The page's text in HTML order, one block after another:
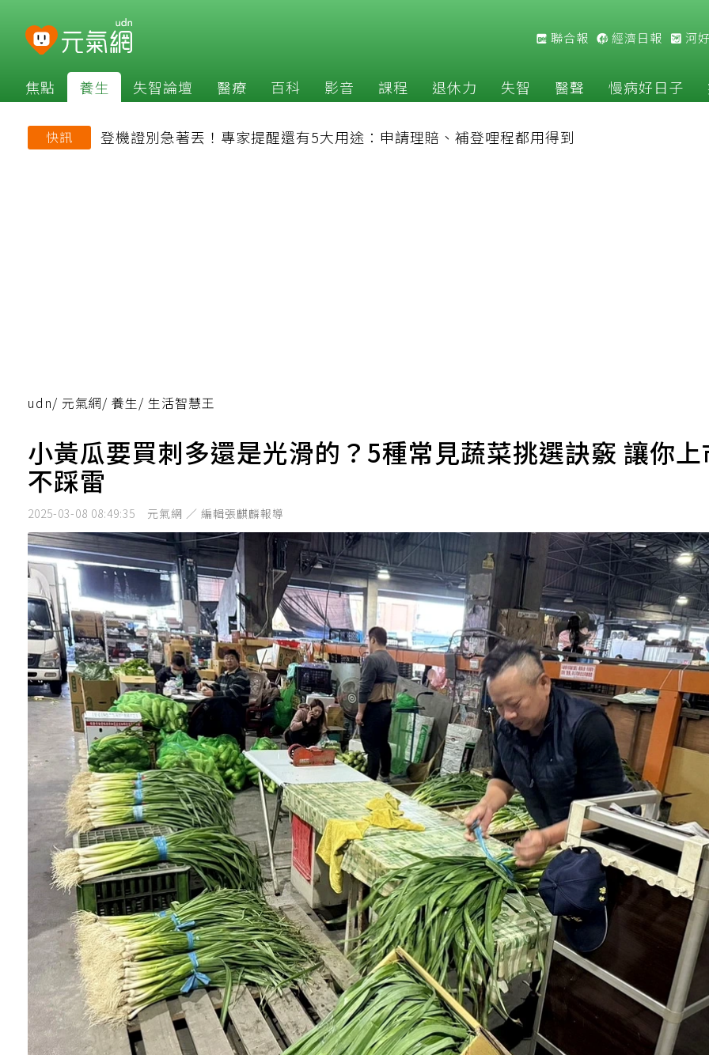
聯合報 經濟日報 河
焦點 養生 失智論壇 醫療 百科 影音 課程 退休力 失智 醫聲 慢病好日子
快訊 登機證別急著丟！專家提醒還有5大用途：申請理賠、補登哩程都用得到
udn/ 元氣網/ 養生/ 生活智慧王
小黃瓜要買刺多還是光滑的？5種常見蔬菜挑選訣竅 讓你
不踩雷
2025-03-08 08:49:35 元氣網 ／ 編輯張麒麟報導